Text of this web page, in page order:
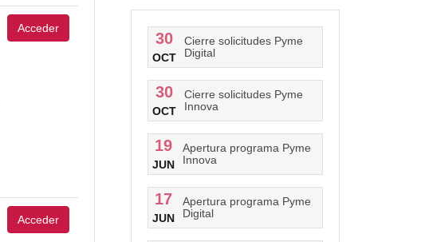
Acceder
Acceder
30
OCT
Cierre solicitudes Pyme
Digital
30
OCT
Cierre solicitudes Pyme
Innova
19
JUN
Apertura programa Pyme
Innova
17
JUN
Apertura programa Pyme
Digital